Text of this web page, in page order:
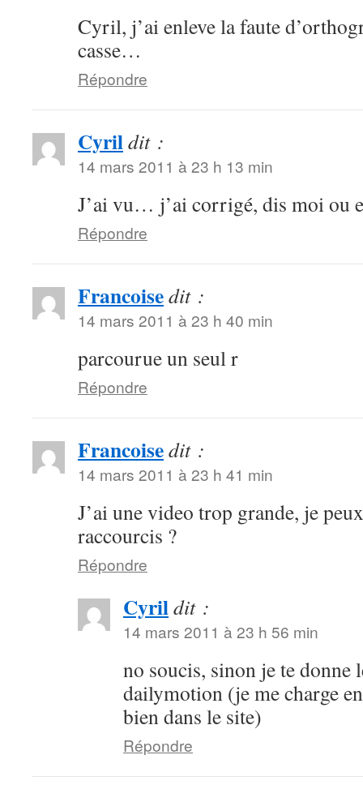
Cyril, j’ai enleve la faute
casse…
Répondre
Cyrildit :
14 mars 2011 à 23 h 13 min
J’ai vu… j’ai corrigé, dis moi ou
Répondre
Francoisedit :
14 mars 2011 à 23 h 40 min
parcourue un seul r
Répondre
Francoisedit :
14 mars 2011 à 23 h 41 min
J’ai une video trop grande, je
raccourcis ?
Répondre
Cyrildit :
14 mars 2011 à 23 h 56 min
no soucis, sinon je te donne
dailymotion (je me charge
bien dans le site)
Répondre